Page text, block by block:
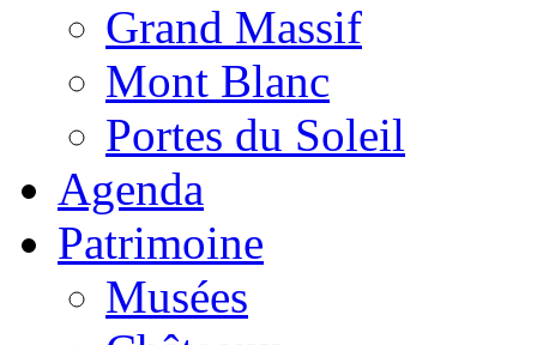
Grand Massif
Mont Blanc
Portes du Soleil
Agenda
Patrimoine
Musées